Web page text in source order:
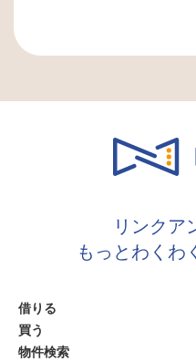
リンクア
もっとわくわ
借りる
買う
物件検索